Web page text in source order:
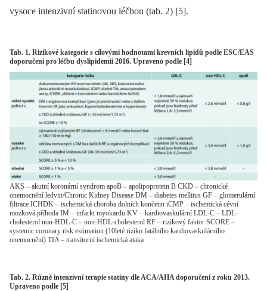
vysoce intenzivní statinovou léčbou (tab. 2) [5].
Tab. 1. Rizikové kategorie s cílovými hodnotami krevních lipidů podle ESC/EAS
doporučení pro léčbu dyslipidemií 2016. Upraveno podle [4]
AKS – akutní koronární syndrom apoB – apolipoprotein B CKD – chronické
onemocnění ledvin/Chronic Kidney Disease DM – diabetes mellitus GF – glomerulární
filtrace ICHDK – ischemická choroba dolních končetin iCMP – ischemická cévní
mozková příhoda IM – infarkt myokardu KV – kardiovaskulární LDL-C – LDL-
cholesterol non-HDL-C – non-HDL-cholesterol RF – rizikový faktor SCORE –
systemic coronary risk estimation (10leté riziko fatálního kardiovaskulárního
onemocnění) TIA – transitorní ischemická ataka
Tab. 2. Různě intenzivní terapie statiny dle ACA/AHA doporučení z roku 2013.
Upraveno podle [5]